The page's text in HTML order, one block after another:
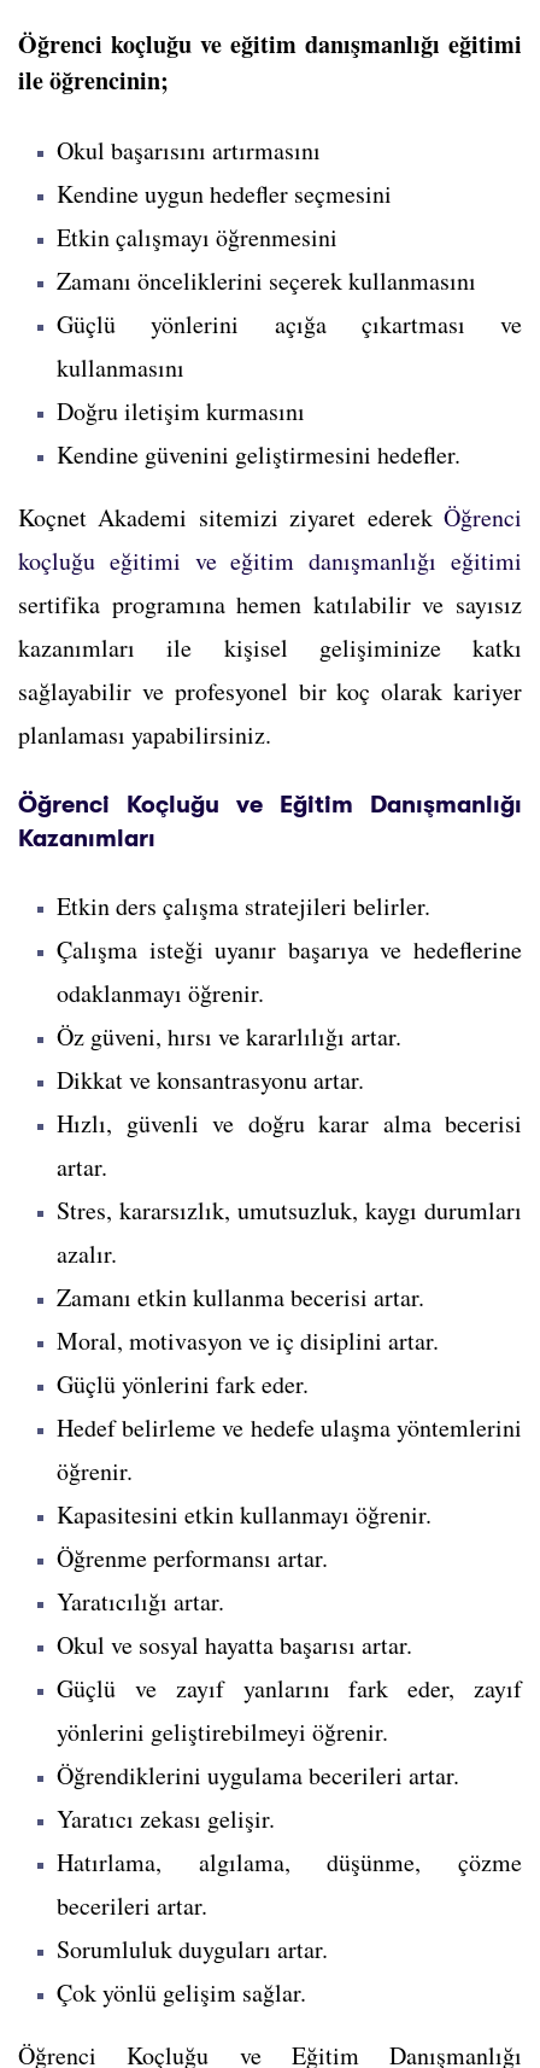
Öğrenci koçluğu ve eğitim danışmanlığı eğitimi
ile öğrencinin;
Okul başarısını artırmasını
Kendine uygun hedefler seçmesini
Etkin çalışmayı öğrenmesini
Zamanı önceliklerini seçerek kullanmasını
Güçlü yönlerini açığa çıkartması ve
kullanmasını
Doğru iletişim kurmasını
Kendine güvenini geliştirmesini hedefler.
Koçnet Akademi sitemizi ziyaret ederek Öğrenci
koçluğu eğitimi ve eğitim danışmanlığı eğitimi
sertifika programına hemen katılabilir ve sayısız
kazanımları ile kişisel gelişiminize katkı
sağlayabilir ve profesyonel bir koç olarak kariyer
planlaması yapabilirsiniz.
Öğrenci Koçluğu ve Eğitim Danışmanlığı
Kazanımları
Etkin ders çalışma stratejileri belirler.
Çalışma isteği uyanır başarıya ve hedeflerine
odaklanmayı öğrenir.
Öz güveni, hırsı ve kararlılığı artar.
Dikkat ve konsantrasyonu artar.
Hızlı, güvenli ve doğru karar alma becerisi
artar.
Stres, kararsızlık, umutsuzluk, kaygı durumları
azalır.
Zamanı etkin kullanma becerisi artar.
Moral, motivasyon ve iç disiplini artar.
Güçlü yönlerini fark eder.
Hedef belirleme ve hedefe ulaşma yöntemlerini
öğrenir.
Kapasitesini etkin kullanmayı öğrenir.
Öğrenme performansı artar.
Yaratıcılığı artar.
Okul ve sosyal hayatta başarısı artar.
Güçlü ve zayıf yanlarını fark eder, zayıf
yönlerini geliştirebilmeyi öğrenir.
Öğrendiklerini uygulama becerileri artar.
Yaratıcı zekası gelişir.
Hatırlama, algılama, düşünme, çözme
becerileri artar.
Sorumluluk duyguları artar.
Çok yönlü gelişim sağlar.
Öğrenci Koçluğu ve Eğitim Danışmanlığı